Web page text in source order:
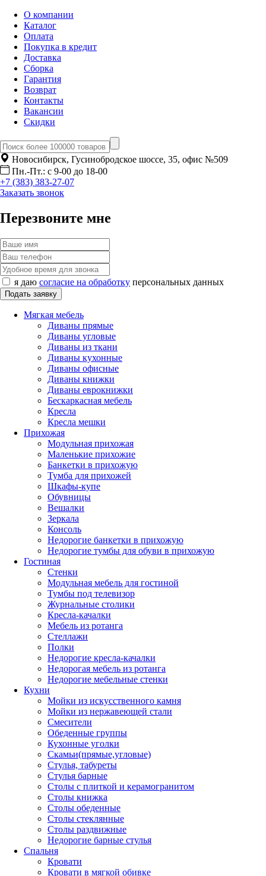
О компании
Каталог
Оплата
Покупка в кредит
Доставка
Сборка
Гарантия
Возврат
Контакты
Вакансии
Скидки
Новосибирск, Гусинобродское шоссе, 35, офис №509
Пн.-Пт.: с 9-00 до 18-00
+7 (383) 383-27-07
Заказать звонок
Перезвоните мне
я даю согласие на обработку персональных данных
Мягкая мебель
Диваны прямые
Диваны угловые
Диваны из ткани
Диваны кухонные
Диваны офисные
Диваны книжки
Диваны еврокнижки
Бескаркасная мебель
Кресла
Кресла мешки
Прихожая
Модульная прихожая
Маленькие прихожие
Банкетки в прихожую
Тумба для прихожей
Шкафы-купе
Обувницы
Вешалки
Зеркала
Консоль
Недорогие банкетки в прихожую
Недорогие тумбы для обуви в прихожую
Гостиная
Стенки
Модульная мебель для гостиной
Тумбы под телевизор
Журнальные столики
Кресла-качалки
Мебель из ротанга
Стеллажи
Полки
Недорогие кресла-качалки
Недорогая мебель из ротанга
Недорогие мебельные стенки
Кухни
Мойки из искусственного камня
Мойки из нержавеющей стали
Смесители
Обеденные группы
Кухонные уголки
Скамьи(прямые,угловые)
Стулья, табуреты
Стулья барные
Столы с плиткой и керамогранитом
Столы книжка
Столы обеденные
Столы стеклянные
Столы раздвижные
Недорогие барные стулья
Спальня
Кровати
Кровати в мягкой обивке